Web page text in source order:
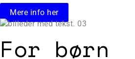
Mere info her
For børn